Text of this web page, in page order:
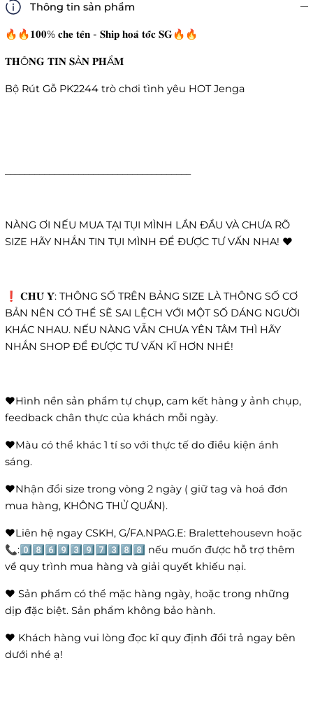
Thông tin sản phẩm
🔥🔥𝟏𝟎𝟎% 𝐜𝐡𝐞 𝐭𝐞̂𝐧 - 𝐒𝐡𝐢𝐩 𝐡𝐨𝐚̉ 𝐭𝐨̂́𝐜 𝐒𝐆🔥🔥
𝐓𝐇Ô𝐍𝐆 𝐓𝐈𝐍 𝐒Ả𝐍 𝐏𝐇Ẩ𝐌
Bộ Rút Gỗ PK2244 trò chơi tình yêu HOT Jenga
NÀNG ƠI NẾU MUA TẠI TỤI MÌNH LẦN ĐẦU VÀ CHƯA RÕ
SIZE HÃY NHẮN TIN TỤI MÌNH ĐỂ ĐƯỢC TƯ VẤN NHA! ❤️
❗️ 𝐂𝐇𝐔́ 𝐘́: THÔNG SỐ TRÊN BẢNG SIZE LÀ THÔNG SỐ CƠ
BẢN NÊN CÓ THỂ SẼ SAI LỆCH VỚI MỘT SỐ DÁNG NGƯỜI
KHÁC NHAU. NẾU NÀNG VẪN CHƯA YÊN TÂM THÌ HÃY
NHẮN SHOP ĐỂ ĐƯỢC TƯ VẤN KĨ HƠN NHÉ!
❤️Hình nền sản phẩm tự chụp, cam kết hàng y ảnh chụp,
feedback chân thực của khách mỗi ngày.
❤️Màu có thể khác 1 tí so với thực tế do điều kiện ánh
sáng.
❤️Nhận đổi size trong vòng 2 ngày ( giữ tag và hoá đơn
mua hàng, KHÔNG THỬ QUẦN).
❤️Liên hệ ngay CSKH, G/FA.NPAG.E: Bralettehousevn hoặc
📞:0️⃣8️⃣6️⃣9️⃣3️⃣9️⃣7️⃣3️⃣8️⃣8️⃣ nếu muốn được hỗ trợ thêm
về quy trình mua hàng và giải quyết khiếu nại.
❤️ Sản phẩm có thể mặc hàng ngày, hoặc trong những
dịp đặc biệt. Sản phẩm không bảo hành.
❤️ Khách hàng vui lòng đọc kĩ quy định đổi trả ngay bên
dưới nhé ạ!